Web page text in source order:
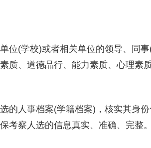
位(学校)或者相关单位的领导、同
质、道德品行、能力素质、心理素
的人事档案(学籍档案)，核实其身
考察人选的信息真实、准确、完整。